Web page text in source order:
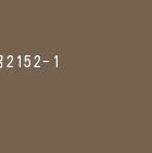
2152-1